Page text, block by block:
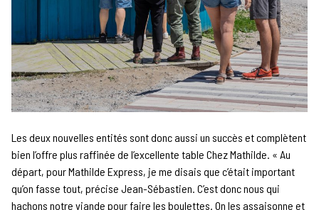
Les deux nouvelles entités sont donc aussi un succès et complètent
bien l’offre plus raffinée de l’excellente table Chez Mathilde. « Au
départ, pour Mathilde Express, je me disais que c’était important
qu’on fasse tout, précise Jean-Sébastien. C’est donc nous qui
hachons notre viande pour faire les boulettes. On les assaisonne et